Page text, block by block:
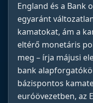
England és a Bank
egyaránt
kamatokat, ám a
eltérő monetáris
meg – írja májusi
bank
bázispontos
euróövezetben, az